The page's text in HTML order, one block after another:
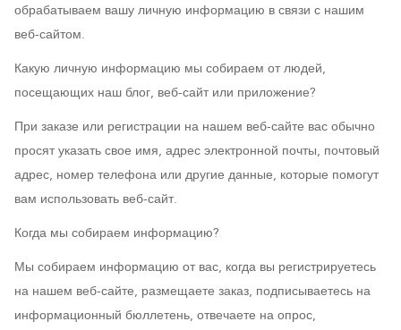
обрабатываем вашу личную информацию в связи с нашим
веб-сайтом.
Какую личную информацию мы собираем от людей,
посещающих наш блог, веб-сайт или приложение?
При заказе или регистрации на нашем веб-сайте вас обычно
просят указать свое имя, адрес электронной почты, почтовый
адрес, номер телефона или другие данные, которые помогут
вам использовать веб-сайт.
Когда мы собираем информацию?
Мы собираем информацию от вас, когда вы регистрируетесь
на нашем веб-сайте, размещаете заказ, подписываетесь на
информационный бюллетень, отвечаете на опрос,